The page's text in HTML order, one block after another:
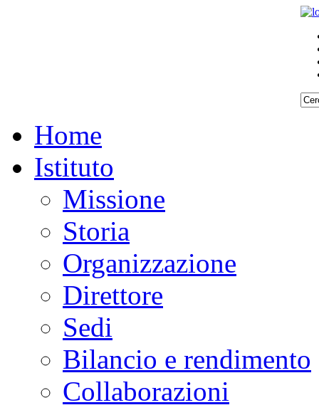
Home
Istituto
Missione
Storia
Organizzazione
Direttore
Sedi
Bilancio e rendimento
Collaborazioni